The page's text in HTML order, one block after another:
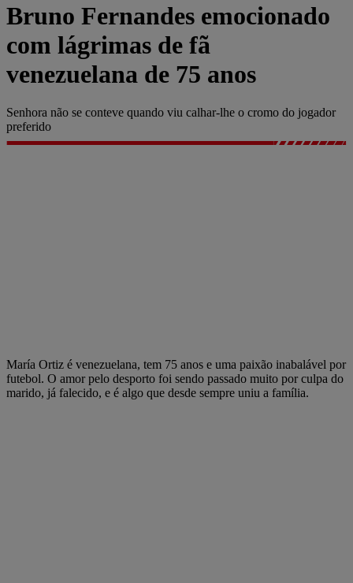
Bruno Fernandes emocionado
com lágrimas de fã
venezuelana de 75 anos
Senhora não se conteve quando viu calhar-lhe o cromo do jogador
preferido
María Ortiz é venezuelana, tem 75 anos e uma paixão inabalável por
futebol. O amor pelo desporto foi sendo passado muito por culpa do
marido, já falecido, e é algo que desde sempre uniu a família.